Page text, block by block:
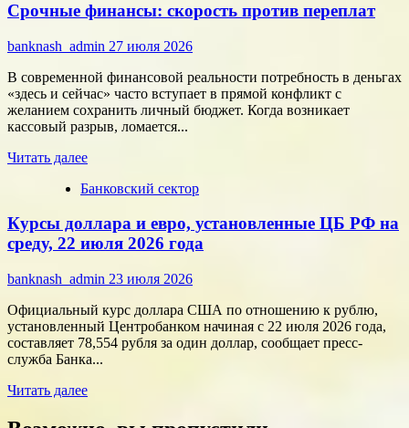
за
внимание:
как
удивить
современного
потребителя
с
помощью
технологий
Срочные финансы: скорость против переплат
banknash_admin 27 июля 2026
В современной финансовой реальности потребность в деньгах
«здесь и сейчас» часто вступает в прямой конфликт с
желанием сохранить личный бюджет. Когда возникает
кассовый разрыв, ломается...
Читать далееПрочитать
о
финансы:
скорость
против
переплат
Банковский сектор
Курсы доллара и евро, установленные ЦБ РФ на
среду, 22 июля 2026 года
banknash_admin 23 июля 2026
Официальный курс доллара США по отношению к рублю,
установленный Центробанком начиная с 22 июля 2026 года,
составляет 78,554 рубля за один доллар, сообщает пресс-
служба Банка...
Читать далееПрочитать